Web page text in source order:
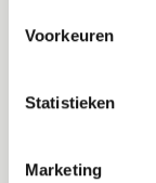
Voorkeuren
Statistieken
Marketing
Een handboek